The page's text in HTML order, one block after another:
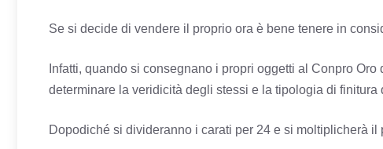
Se si decide di vendere il proprio ora è bene tenere in
Infatti, quando si consegnano i propri oggetti al Conpro
determinare la veridicità degli stessi e la tipologia di finitura
Dopodiché si divideranno i carati per 24 e si moltiplicherà il